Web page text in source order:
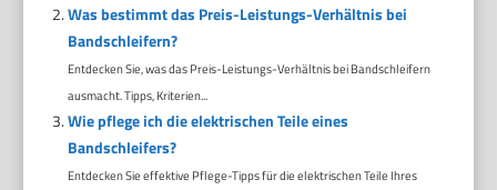
Was bestimmt das Preis-Leistungs-Verhältnis bei
Bandschleifern?
Entdecken Sie, was das Preis-Leistungs-Verhältnis bei Bandschleifern
ausmacht. Tipps, Kriterien...
Wie pflege ich die elektrischen Teile eines
Bandschleifers?
Entdecken Sie effektive Pflege-Tipps für die elektrischen Teile Ihres